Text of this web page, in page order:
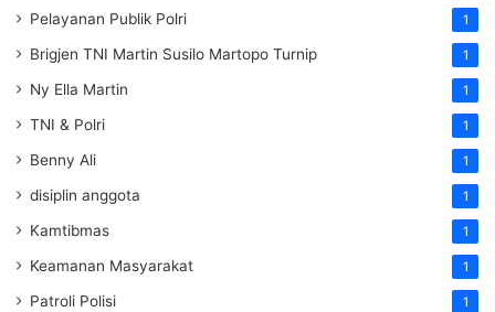
Pelayanan Publik Polri 1
Brigjen TNI Martin Susilo Martopo Turnip 1
Ny Ella Martin 1
TNI & Polri 1
Benny Ali 1
disiplin anggota 1
Kamtibmas 1
Keamanan Masyarakat 1
Patroli Polisi 1